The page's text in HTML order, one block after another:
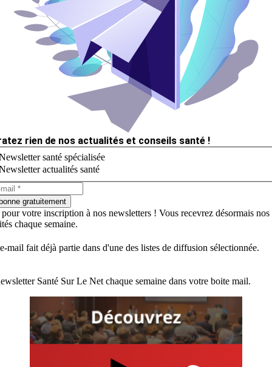
rien de nos actualités et conseils santé !
santé spécialisée
actualités santé
gratuitement
votre inscription à nos newsletters ! Vous recevrez désormais nos
chaque semaine.
mail fait déjà partie dans d'une des listes de diffusion sélectionnée.
Santé Sur Le Net chaque semaine dans votre boite mail.